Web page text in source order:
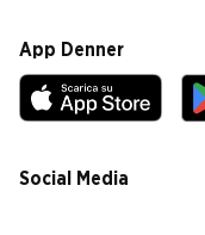
App Denner
Social Media